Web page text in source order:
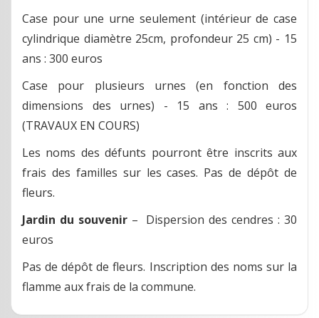
Case pour une urne seulement (intérieur de case
cylindrique diamètre 25cm, profondeur 25 cm) - 15
ans : 300 euros
Case pour plusieurs urnes (en fonction des
dimensions des urnes) - 15 ans : 500 euros
(TRAVAUX EN COURS)
Les noms des défunts pourront être inscrits aux
frais des familles sur les cases. Pas de dépôt de
fleurs.
Jardin du souvenir– Dispersion des cendres : 30
euros
Pas de dépôt de fleurs. Inscription des noms sur la
flamme aux frais de la commune.